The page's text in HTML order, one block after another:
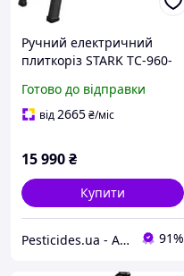
Ручний електричний
плиткоріз STARK TC-960-
230 мм, артикул 62-
180480023
Готово до відправки
від2665₴/міс
15 990₴
Купити
Pesticides.ua - Аграрна продукція і не тільки !!! 91%